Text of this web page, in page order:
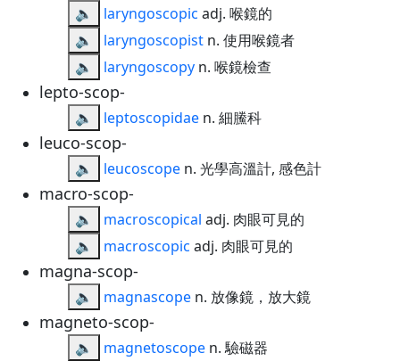
🔈
laryngoscopic adj. 喉鏡的
🔈
laryngoscopist n. 使用喉鏡者
🔈
laryngoscopy n. 喉鏡檢查
lepto-scop-
🔈 leptoscopidae n. 細鰧科
leuco-scop-
🔈 leucoscope n. 光學高溫計, 感色計
macro-scop-
🔈 macroscopical adj. 肉眼可見的
🔈
macroscopic adj. 肉眼可見的
magna-scop-
🔈 magnascope n. 放像鏡，放大鏡
magneto-scop-
🔈 magnetoscope n. 驗磁器